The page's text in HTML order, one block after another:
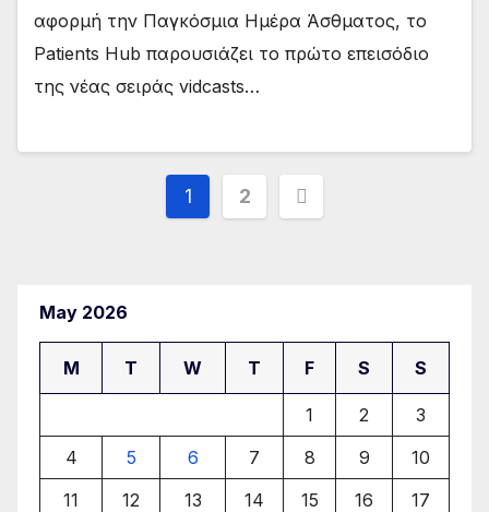
αφορμή την Παγκόσμια Ημέρα Άσθματος, το
Patients Hub παρουσιάζει το πρώτο επεισόδιο
της νέας σειράς vidcasts…
Posts
1 2
May 2026
M T W T F S S
1 2
3
4
5 6 7 8 9
10
11
12 13 14 15 16 17